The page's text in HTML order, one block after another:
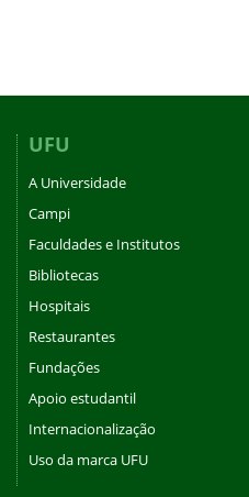
UFU
A Universidade
Campi
Faculdades e Institutos
Bibliotecas
Hospitais
Restaurantes
Fundações
Apoio estudantil
Internacionalização
Uso da marca UFU